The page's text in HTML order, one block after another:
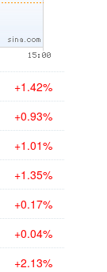
+1.42%
+0.93%
+1.01%
+1.35%
+0.17%
+0.04%
+2.13%